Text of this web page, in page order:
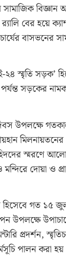
বিজ্ঞান
বের হয়ে
বাসভনের
২৪ স্মৃতি সড়ক’
সড়কের
উপলক্ষে
স্মরণে
দোয়া ও
হিসেবে গত ১৫
উপলক্ষে
প্রদর্শন,
পালন করা